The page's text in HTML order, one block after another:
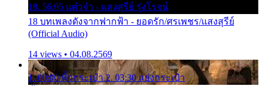
18. 56:05 แต๋วจ๋า - แสงสุรีย์ รุ่งโรจน์
18 บทเพลงดังจากฟากฟ้า - ยอดรัก/ศรเพชร/แสงสุรีย์
(Official Audio)
14 views • 04.08.2569
1. 00:00 หิ้วกระเป๋า 2. 03:30 แย่งกระเป๋า